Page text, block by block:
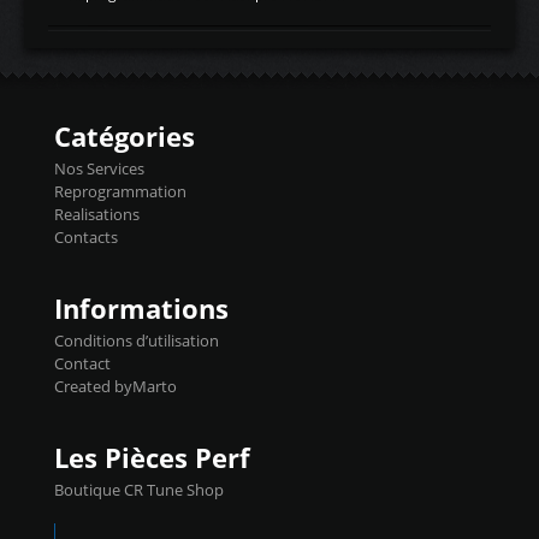
d'admissiontemp ex. pour atmo -30- 80°C
temperaturetemperature ldr moteurtemp
Injecteurs + Flashpro 1370€ TTC Le
précise et performante. Vous pourrez
basculer de la carto sans plomb à Ethanol à
l'aide du flashpro OPTION ECONOMIQUES
Reprog SP 98 sur le calculateur d'origine
450€ TTC Un gain d'environ 10cv et 15nm
Catégories
Nos Services
Reprogrammation
Realisations
Contacts
Informations
Conditions d’utilisation
Contact
Created byMarto
Les Pièces Perf
Boutique CR Tune Shop